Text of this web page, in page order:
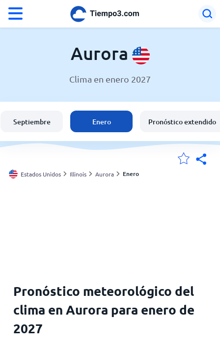
El clima en Aurora
España
Argentina
Aurora
Clima en enero 2027
Septiembre Enero Pronóstico extendido
Estados Unidos Illinois Aurora Enero
Pronóstico meteorológico del
clima en Aurora para enero de
2027